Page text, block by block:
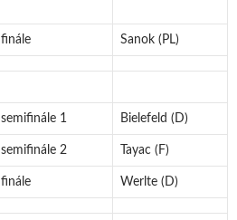
finále Sanok (PL)
semifinále 1 Bielefeld (D)
semifinále 2 Tayac (F)
finále Werlte (D)